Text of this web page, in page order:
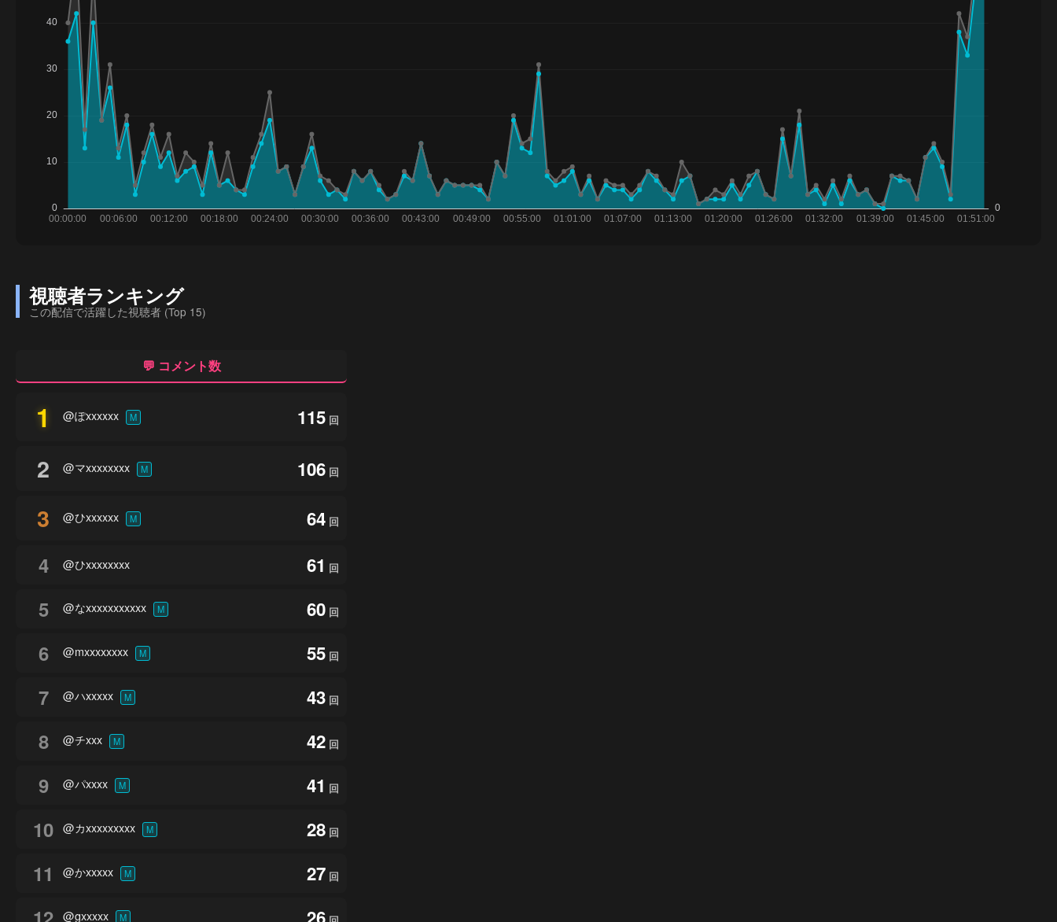
視聴者ランキング
この配信で活躍した視聴者 (Top 15)
💬 コメント数
1 @ぽxxxxxx M 115 回
2 @マxxxxxxxx M 106 回
3 @ひxxxxxx M 64 回
4 @ひxxxxxxxx 61 回
5 @なxxxxxxxxxxx M 60 回
6 @mxxxxxxxx M 55 回
7 @ハxxxxx M 43 回
8 @チxxx M 42 回
9 @パxxxx M 41 回
10 @カxxxxxxxxx M 28 回
11 @かxxxxx M 27 回
@gxxxxx M